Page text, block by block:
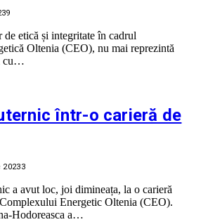
9
etică și integritate în cadrul
Oltenia (CEO), nu mai reprezintă
cu…
într-o carieră de
20233
a avut loc, joi dimineața, la o carieră
Energetic Oltenia (CEO).
Hodoreasca a…